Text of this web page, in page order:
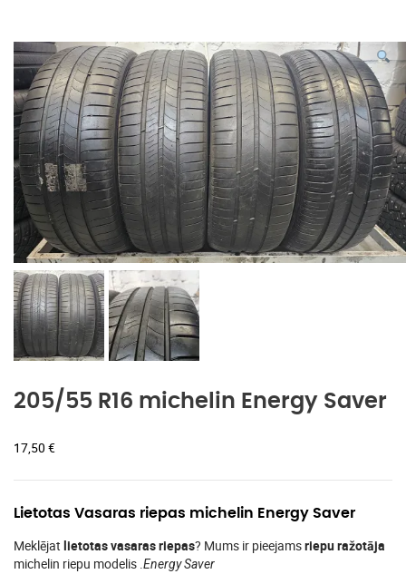
205/55 R16 michelin Energy Saver
17,50 €
Lietotas Vasaras riepas michelin Energy Saver
Meklējat lietotas vasaras riepas? Mums ir pieejamsriepu ražotāja
michelin riepu modelis .Energy Saver